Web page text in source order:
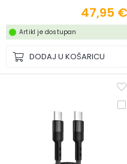
47,95 €
Artikl je dostupan
DODAJ U KOŠARICU